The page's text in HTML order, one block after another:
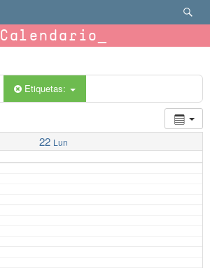
Calendario
Etiquetas:
22 Lun